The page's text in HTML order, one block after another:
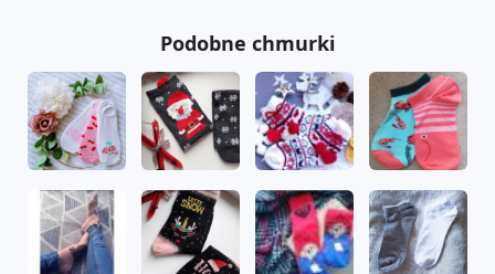
Podobne chmurki